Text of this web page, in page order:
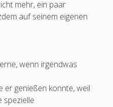
mehr, ein paar
auf seinem eigenen
wenn irgendwas
er genießen konnte, weil
spezielle